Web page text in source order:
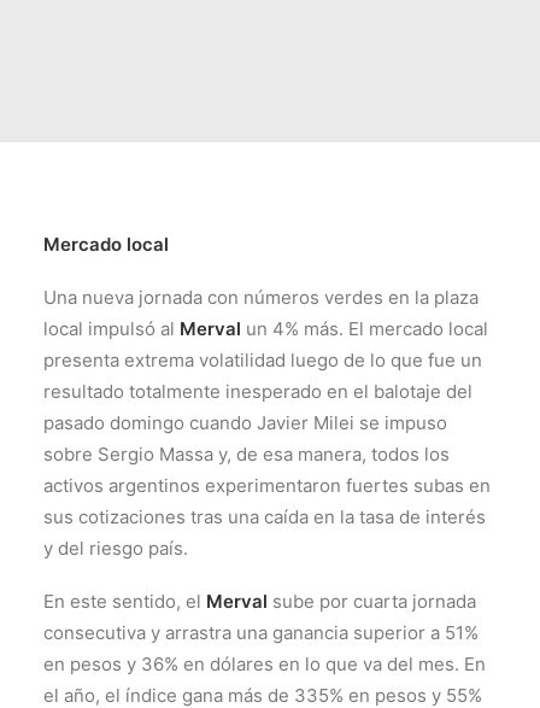
Mercado local
Una nueva jornada con números verdes en la plaza
local impulsó al Merval un 4% más. El mercado local
presenta extrema volatilidad luego de lo que fue un
resultado totalmente inesperado en el balotaje del
pasado domingo cuando Javier Milei se impuso
sobre Sergio Massa y, de esa manera, todos los
activos argentinos experimentaron fuertes subas en
sus cotizaciones tras una caída en la tasa de interés
y del riesgo país.
En este sentido, el Merval sube por cuarta jornada
consecutiva y arrastra una ganancia superior a 51%
en pesos y 36% en dólares en lo que va del mes. En
el año, el índice gana más de 335% en pesos y 55%